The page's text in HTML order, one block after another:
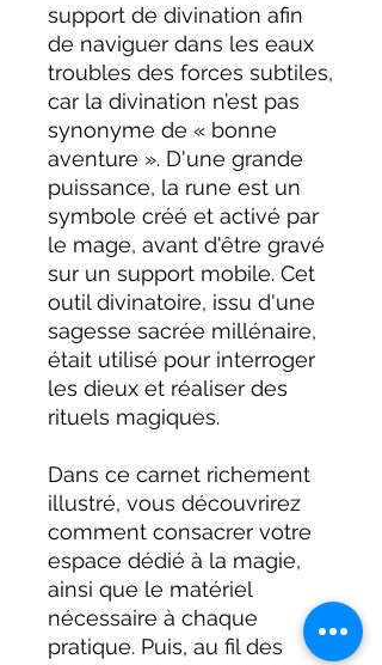
support de divination afin
de naviguer dans les eaux
troubles des forces subtiles,
car la divination n’est pas
synonyme de « bonne
aventure ». D'une grande
puissance, la rune est un
symbole créé et activé par
le mage, avant d'être gravé
sur un support mobile. Cet
outil divinatoire, issu d'une
sagesse sacrée millénaire,
était utilisé pour interroger
les dieux et réaliser des
rituels magiques.
Dans ce carnet richement
illustré, vous découvrirez
comment consacrer votre
espace dédié à la magie,
ainsi que le matériel
nécessaire à chaque
pratique. Puis, au fil des